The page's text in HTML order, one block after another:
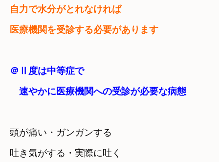
自力で水分がとれなければ
医療機関を受診する必要があります
＠Ⅱ度は中等症で
速やかに医療機関への受診が必要な病態
頭が痛い・ガンガンする
吐き気がする・実際に吐く